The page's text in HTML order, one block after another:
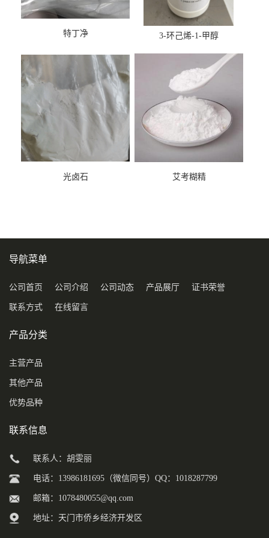
特丁净 3-环己烯-1-甲醇
光卤石 艾考糊精
导航菜单
公司首页 公司介绍 公司动态 产品展厅 证书荣誉
联系方式 在线留言
产品分类
主营产品
其他产品
优势品种
联系信息
联系人：胡雯丽
电话：13986181695（微信同号）QQ：1018287799
邮箱： 1078480055@qq.com
地址：天门市侨乡经济开发区